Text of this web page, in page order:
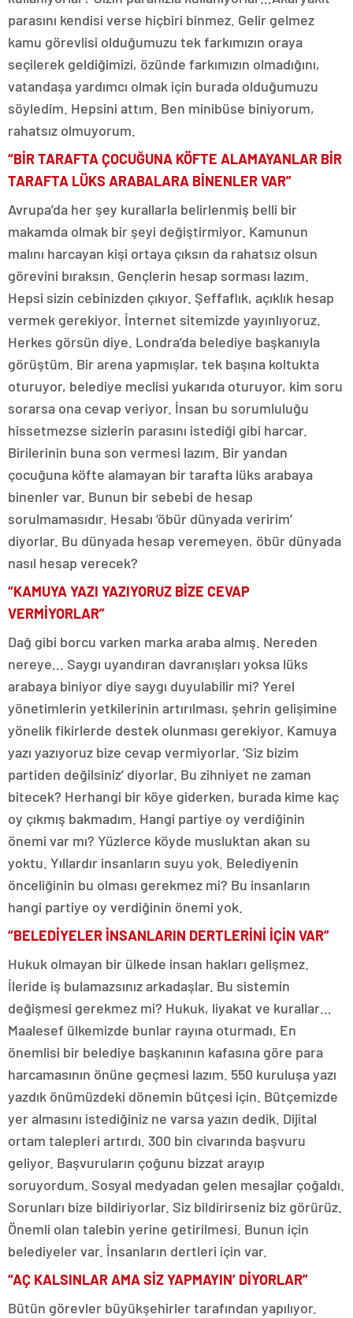
parasını kendisi verse hiçbiri binmez. Gelir gelmez
kamu görevlisi olduğumuzu tek farkımızın oraya
seçilerek geldiğimizi, özünde farkımızın olmadığını,
vatandaşa yardımcı olmak için burada olduğumuzu
söyledim. Hepsini attım. Ben minibüse biniyorum,
rahatsız olmuyorum.
“BİR TARAFTA ÇOCUĞUNA KÖFTE ALAMAYANLAR BİR
TARAFTA LÜKS ARABALARA BİNENLER VAR”
Avrupa’da her şey kurallarla belirlenmiş belli bir
makamda olmak bir şeyi değiştirmiyor. Kamunun
malını harcayan kişi ortaya çıksın da rahatsız olsun
görevini bıraksın. Gençlerin hesap sorması lazım.
Hepsi sizin cebinizden çıkıyor. Şeffaflık, açıklık hesap
vermek gerekiyor. İnternet sitemizde yayınlıyoruz.
Herkes görsün diye. Londra’da belediye başkanıyla
görüştüm. Bir arena yapmışlar, tek başına koltukta
oturuyor, belediye meclisi yukarıda oturuyor, kim soru
sorarsa ona cevap veriyor. İnsan bu sorumluluğu
hissetmezse sizlerin parasını istediği gibi harcar.
Birilerinin buna son vermesi lazım. Bir yandan
çocuğuna köfte alamayan bir tarafta lüks arabaya
binenler var. Bunun bir sebebi de hesap
sorulmamasıdır. Hesabı ‘öbür dünyada veririm’
diyorlar. Bu dünyada hesap veremeyen, öbür dünyada
nasıl hesap verecek?
“KAMUYA YAZI YAZIYORUZ BİZE CEVAP
VERMİYORLAR”
Dağ gibi borcu varken marka araba almış. Nereden
nereye… Saygı uyandıran davranışları yoksa lüks
arabaya biniyor diye saygı duyulabilir mi? Yerel
yönetimlerin yetkilerinin artırılması, şehrin gelişimine
yönelik fikirlerde destek olunması gerekiyor. Kamuya
yazı yazıyoruz bize cevap vermiyorlar. ‘Siz bizim
partiden değilsiniz’ diyorlar. Bu zihniyet ne zaman
bitecek? Herhangi bir köye giderken, burada kime kaç
oy çıkmış bakmadım. Hangi partiye oy verdiğinin
önemi var mı? Yüzlerce köyde musluktan akan su
yoktu. Yıllardır insanların suyu yok. Belediyenin
önceliğinin bu olması gerekmez mi? Bu insanların
hangi partiye oy verdiğinin önemi yok.
“BELEDİYELER İNSANLARIN DERTLERİNİ İÇİN VAR”
Hukuk olmayan bir ülkede insan hakları gelişmez.
İleride iş bulamazsınız arkadaşlar. Bu sistemin
değişmesi gerekmez mi? Hukuk, liyakat ve kurallar…
Maalesef ülkemizde bunlar rayına oturmadı. En
önemlisi bir belediye başkanının kafasına göre para
harcamasının önüne geçmesi lazım. 550 kuruluşa yazı
yazdık önümüzdeki dönemin bütçesi için. Bütçemizde
yer almasını istediğiniz ne varsa yazın dedik. Dijital
ortam talepleri artırdı. 300 bin civarında başvuru
geliyor. Başvuruların çoğunu bizzat arayıp
soruyordum. Sosyal medyadan gelen mesajlar çoğaldı.
Sorunları bize bildiriyorlar. Siz bildirirseniz biz görürüz.
Önemli olan talebin yerine getirilmesi. Bunun için
belediyeler var. İnsanların dertleri için var.
“AÇ KALSINLAR AMA SİZ YAPMAYIN’ DİYORLAR”
Bütün görevler büyükşehirler tarafından yapılıyor.